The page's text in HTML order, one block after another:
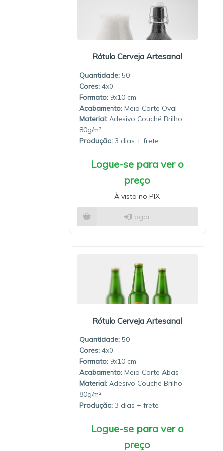
Rótulo Cerveja Artesanal
Quantidade: 50
4x0
9x10
Meio Corte Oval
Material: Adesivo Couché Brilho
80g/m²
Produção: 3 dias
Logue-se para ver o
preço
À vista no PIX
Logar
Rótulo Cerveja Artesanal
Quantidade: 50
4x0
9x10
Meio Corte Abas
Material: Adesivo Couché Brilho
80g/m²
Produção: 3 dias
Logue-se para ver o
preço